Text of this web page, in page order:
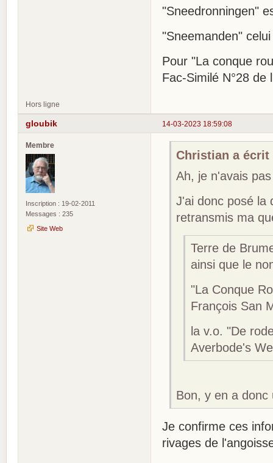
"Sneedronningen"
"Sneemanden"
Pour "La conque
Fac-Similé N°28 de
Hors ligne
14-03-2023 18:59:08
gloubik
Membre
Inscription : 19-02-2011
Messages : 235
Site Web
Christian a écrit
Ah, je n'avais
J'ai donc posé la
retransmis ma
Terre de
ainsi que le
"La Conque
François San
la v.o. "De
Averbode's
Bon, y en a
Je confirme ces
rivages de